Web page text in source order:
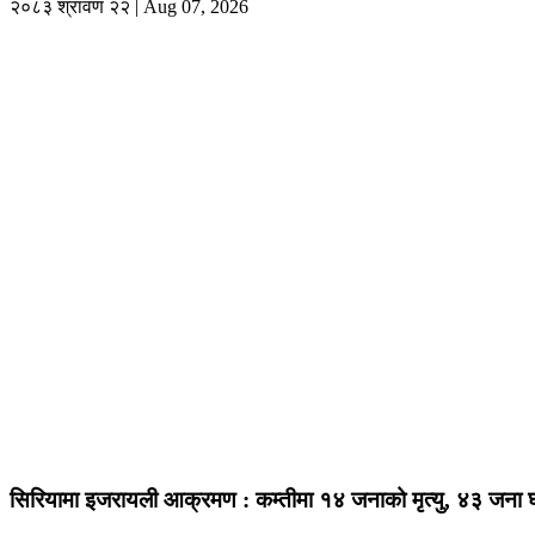
२०८३ श्रावण २२ | Aug 07, 2026
सिरियामा इजरायली आक्रमण : कम्तीमा १४ जनाको मृत्यु, ४३ जना